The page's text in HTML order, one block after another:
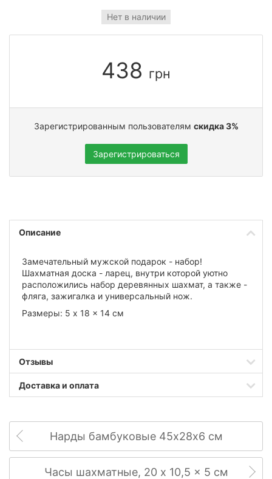
Нет в наличии
438 грн
Зарегистрированным пользователям скидка 3%
Зарегистрироваться
Описание
Замечательный мужской подарок - набор!
Шахматная доска - ларец, внутри которой уютно
расположились набор деревянных шахмат, а также -
фляга, зажигалка и универсальный нож.
Размеры: 5 x 18 x 14 см
Отзывы
Доставка и оплата
Нарды бамбуковые 45х28х6 см
Часы шахматные, 20 x 10,5 x 5 см